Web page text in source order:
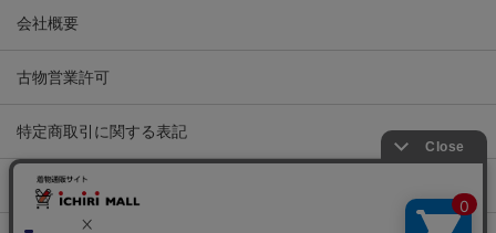
会社概要
古物営業許可
特定商取引に関する表記
プライバシーポリシー